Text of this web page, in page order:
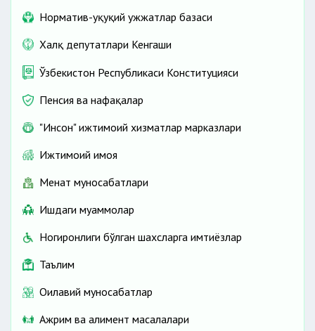
Норматив-ҳуқуқий ҳужжатлар базаси
Халқ депутатлари Кенгаши
Ўзбекистон Республикаси Конституцияси
Пенсия ва нафақалар
"Инсон" ижтимоий хизматлар марказлари
Ижтимоий ҳимоя
Меҳнат муносабатлари
Ишдаги муаммолар
Ногиронлиги бўлган шахсларга имтиёзлар
Таълим
Оилавий муносабатлар
Ажрим ва алимент масалалари